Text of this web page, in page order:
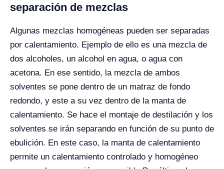
separación de mezclas
Algunas mezclas homogéneas pueden ser separadas
por calentamiento. Ejemplo de ello es una mezcla de
dos alcoholes, un alcohol en agua, o agua con
acetona. En ese sentido, la mezcla de ambos
solventes se pone dentro de un matraz de fondo
redondo, y este a su vez dentro de la manta de
calentamiento. Se hace el montaje de destilación y los
solventes se irán separando en función de su punto de
ebulición. En este caso, la manta de calentamiento
permite un calentamiento controlado y homogéneo